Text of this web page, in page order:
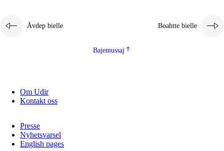
Åvdep bielle Boahtte bielle
Bajemussaj
Om Udir
Kontakt oss
Presse
Nyhetsvarsel
English pages